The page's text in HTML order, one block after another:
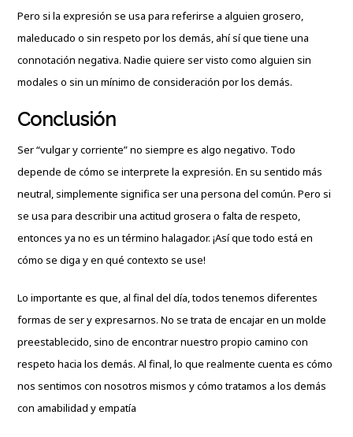
Pero si la expresión se usa para referirse a alguien grosero,
maleducado o sin respeto por los demás, ahí sí que tiene una
connotación negativa. Nadie quiere ser visto como alguien sin
modales o sin un mínimo de consideración por los demás.
Conclusión
Ser “vulgar y corriente” no siempre es algo negativo. Todo
depende de cómo se interprete la expresión. En su sentido más
neutral, simplemente significa ser una persona del común. Pero si
se usa para describir una actitud grosera o falta de respeto,
entonces ya no es un término halagador. ¡Así que todo está en
cómo se diga y en qué contexto se use!
Lo importante es que, al final del día, todos tenemos diferentes
formas de ser y expresarnos. No se trata de encajar en un molde
preestablecido, sino de encontrar nuestro propio camino con
respeto hacia los demás. Al final, lo que realmente cuenta es cómo
nos sentimos con nosotros mismos y cómo tratamos a los demás
con amabilidad y empatía